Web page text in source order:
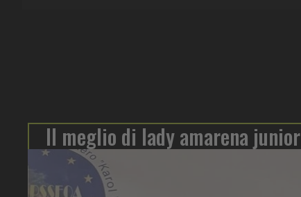
Il meglio di lady amarena junior